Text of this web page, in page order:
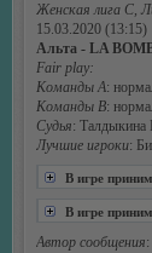
Женская лига С,
15.03.2020 (13:15)
Альта - LA
Fair play:
Команды А:
Команды В:
Судья: Талдыкина
Лучшие игроки:
В игре
В игре
Автор сообщения